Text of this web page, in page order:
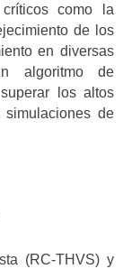
como la
de los
en diversas
algoritmo de
los altos
simulaciones de
(RC-THVS) y